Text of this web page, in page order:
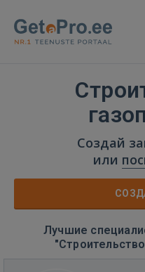
Создай
или
Лучшие